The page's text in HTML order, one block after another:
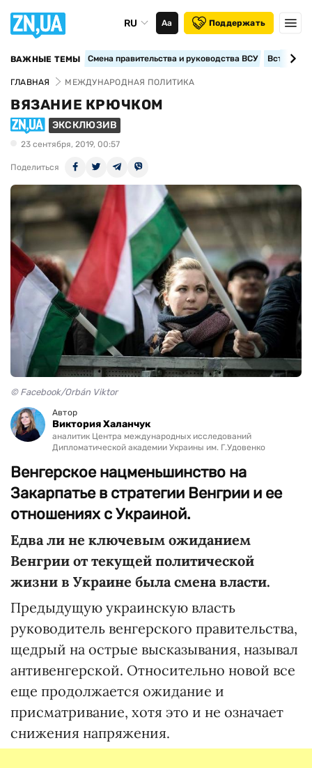
RU Аа Поддержать
ВАЖНЫЕ ТЕМЫ Смена правительства и руководства ВСУ
ГЛАВНАЯ МЕЖДУНАРОДНАЯ ПОЛИТИКА
ВЯЗАНИЕ КРЮЧКОМ
ЭКСКЛЮЗИВ
23 сентября, 2019, 00:57
Поделиться
© Facebook/Orbán Viktor
Автор
Виктория Халанчук
аналитик Центра международных исследований
Дипломатической академии Украины им. Г.Удовенко
Венгерское нацменьшинство на
Закарпатье в стратегии Венгрии и ее
отношениях с Украиной.
Едва ли не ключевым ожиданием
Венгрии от текущей политической
жизни в Украине была смена власти.
Предыдущую украинскую власть
руководитель венгерского правительства,
щедрый на острые высказывания, называл
антивенгерской. Относительно новой все
еще продолжается ожидание и
присматривание, хотя это и не означает
снижения напряжения.